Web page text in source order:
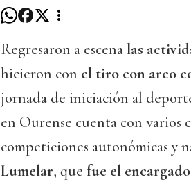
Regresaron a escena las
hicieron con el tiro con arco
jornada de iniciación al
en Ourense cuenta con varios
competiciones autonómicas y
Lumelar, que fue el